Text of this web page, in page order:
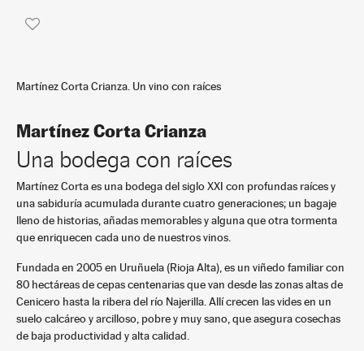
Martínez Corta Crianza. Un vino con raíces
Martínez Corta Crianza
Una bodega con raíces
Martínez Corta es una bodega del siglo XXI con profundas raíces y
una sabiduría acumulada durante cuatro generaciones; un bagaje
lleno de historias, añadas memorables y alguna que otra tormenta
que enriquecen cada uno de nuestros vinos.
Fundada en 2005 en Uruñuela (Rioja Alta), es un viñedo familiar con
80 hectáreas de cepas centenarias que van desde las zonas altas de
Cenicero hasta la ribera del río Najerilla. Allí crecen las vides en un
suelo calcáreo y arcilloso, pobre y muy sano, que asegura cosechas
de baja productividad y alta calidad.